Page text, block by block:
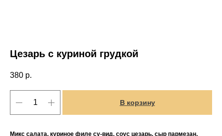
Цезарь с куриной грудкой
380 р.
В корзину
Микс салата, куриное филе су-вид, соус цезарь, сыр пармезан,